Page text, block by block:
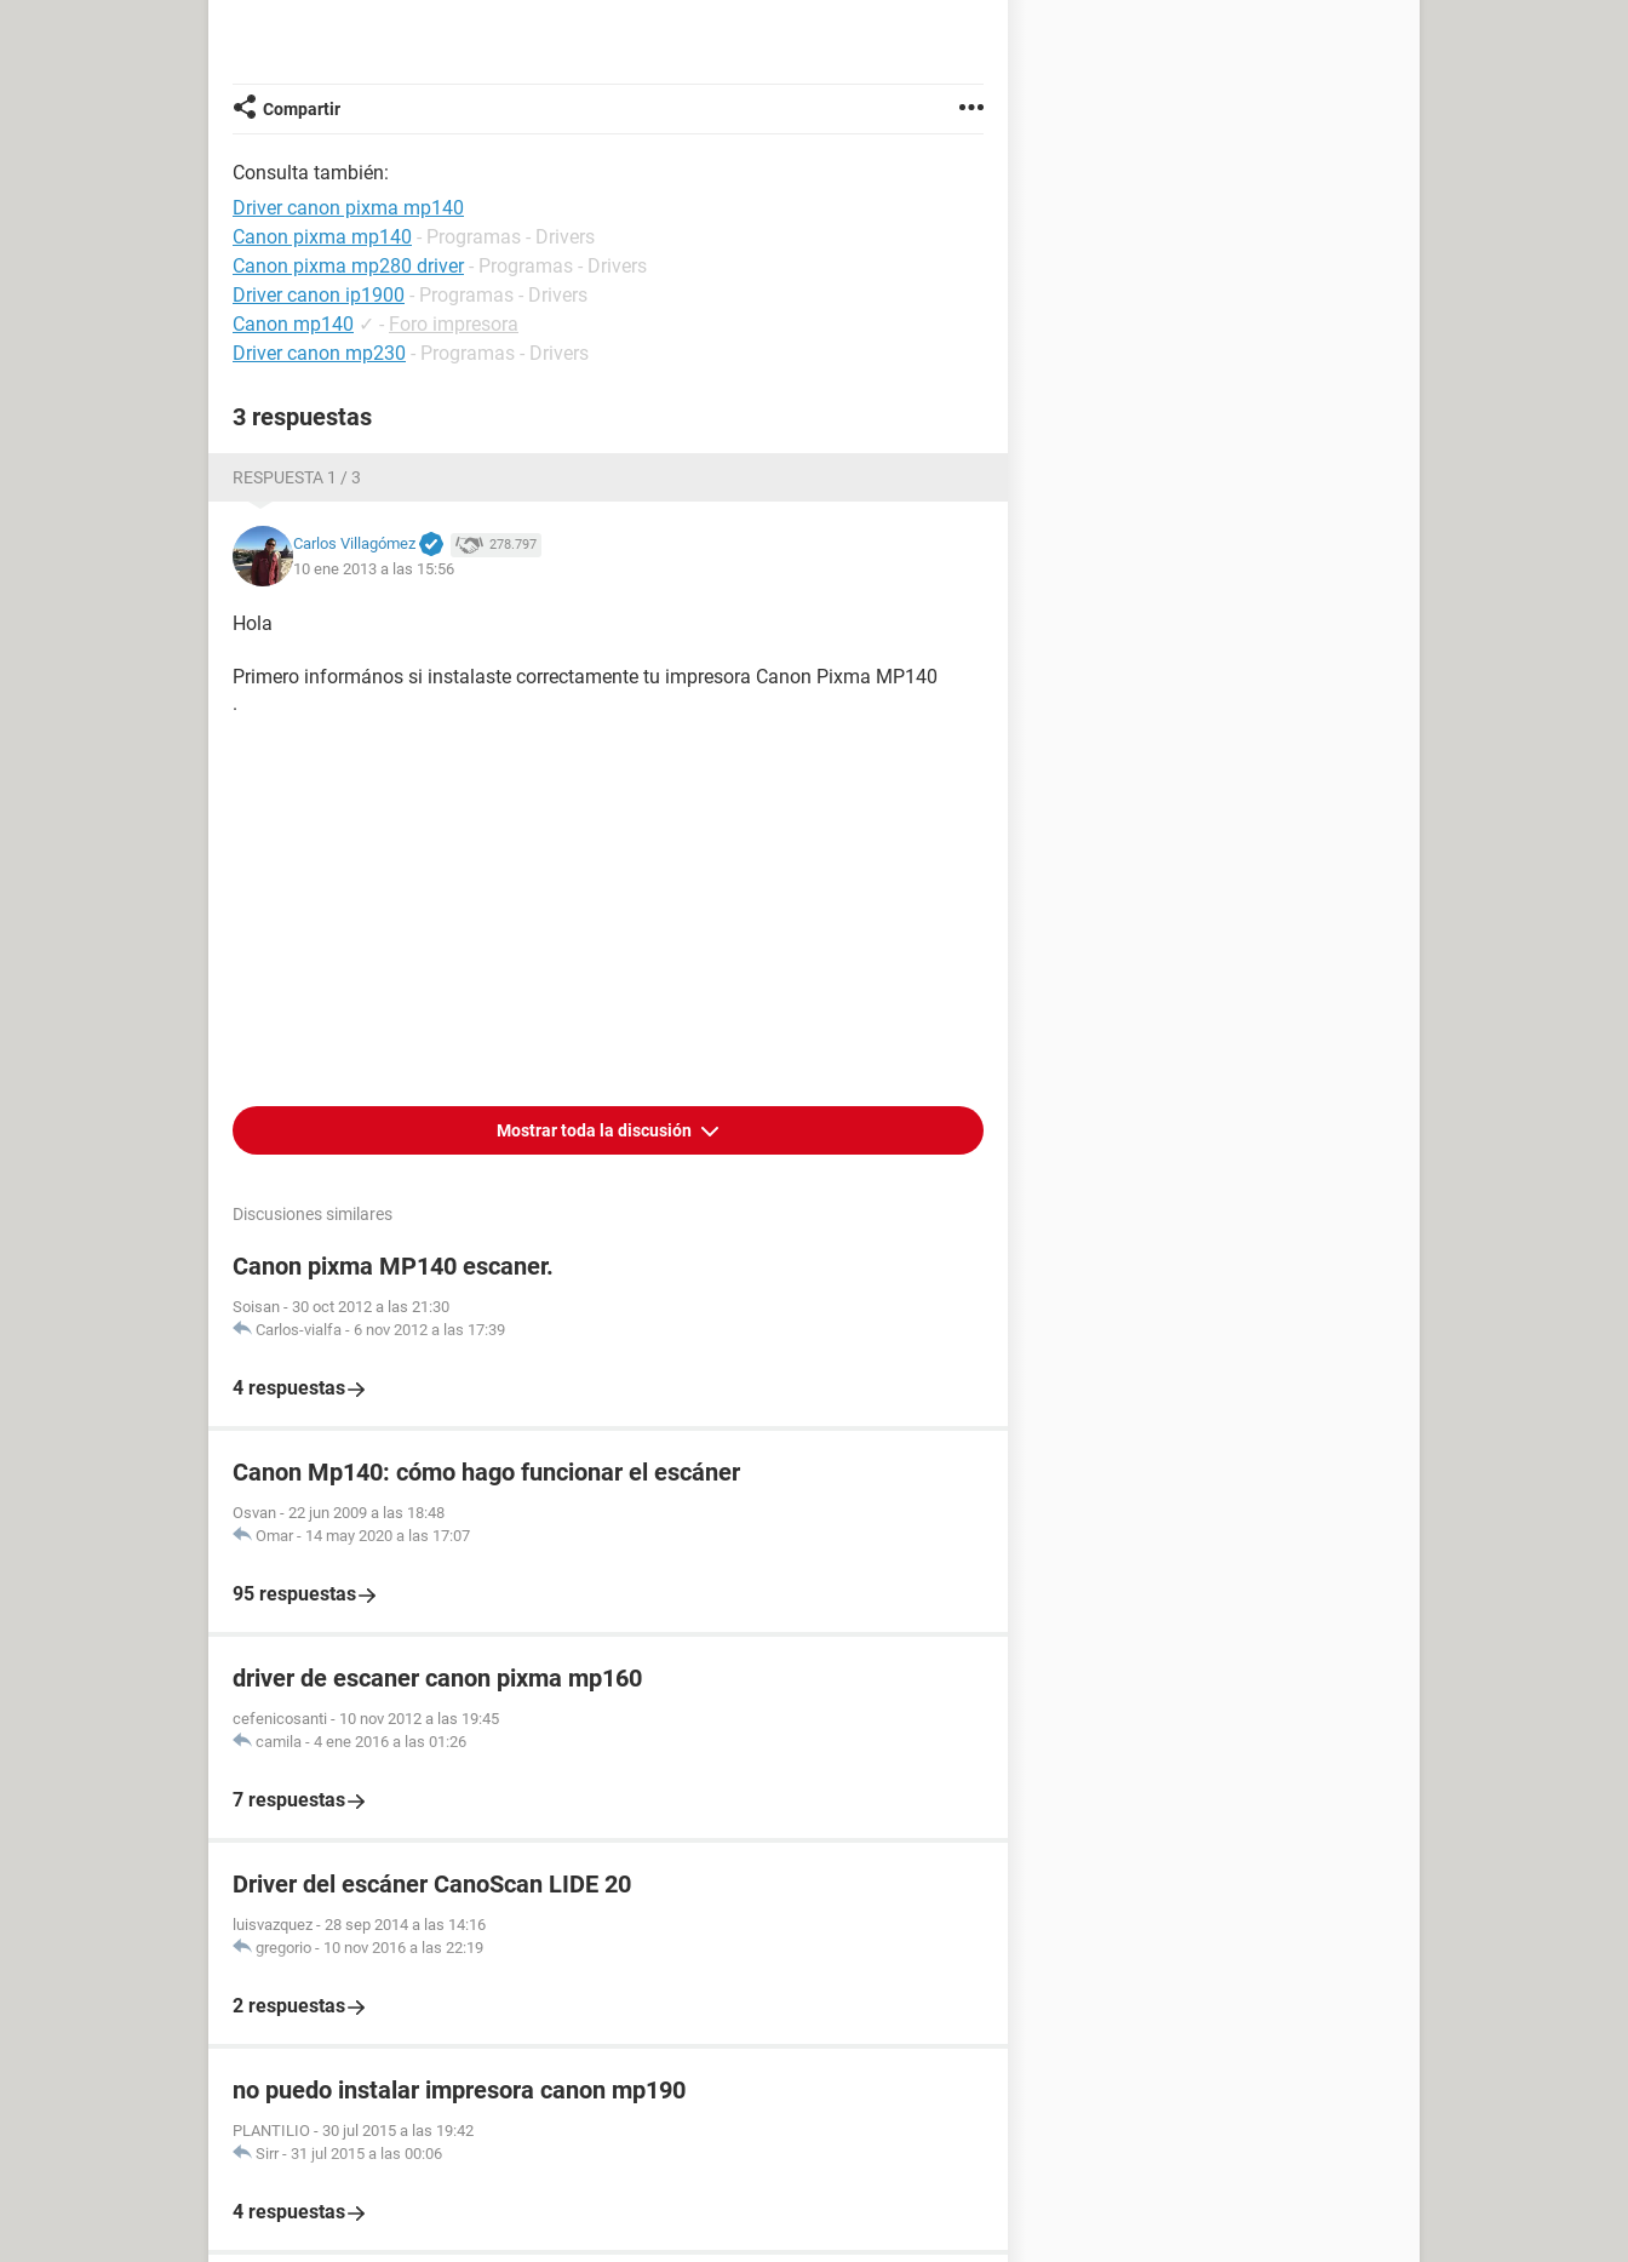
Compartir
Consulta también:
Driver canon pixma mp140
Canon pixma mp140 - Programas - Drivers
Canon pixma mp280 driver - Programas - Drivers
Driver canon ip1900 - Programas - Drivers
Canon mp140 ✓ - Foro impresora
Driver canon mp230 - Programas - Drivers
3 respuestas
RESPUESTA 1 / 3
Carlos Villagómez 278.797
10 ene 2013 a las 15:56
Hola
Primero informános si instalaste correctamente tu impresora Canon Pixma MP140
.
Mostrar toda la discusión
Discusiones similares
Canon pixma MP140 escaner.
Soisan - 30 oct 2012 a las 21:30
Carlos-vialfa - 6 nov 2012 a las 17:39
4 respuestas
Canon Mp140: cómo hago funcionar el escáner
Osvan - 22 jun 2009 a las 18:48
Omar - 14 may 2020 a las 17:07
95 respuestas
driver de escaner canon pixma mp160
cefenicosanti - 10 nov 2012 a las 19:45
camila - 4 ene 2016 a las 01:26
7 respuestas
Driver del escáner CanoScan LIDE 20
luisvazquez - 28 sep 2014 a las 14:16
gregorio - 10 nov 2016 a las 22:19
2 respuestas
no puedo instalar impresora canon mp190
PLANTILIO - 30 jul 2015 a las 19:42
Sirr - 31 jul 2015 a las 00:06
4 respuestas